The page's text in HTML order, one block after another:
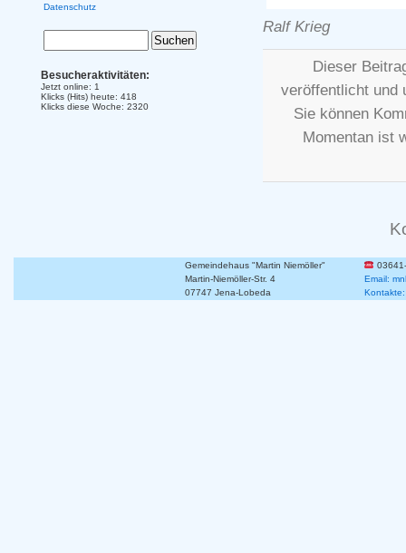
Ralf Krieg
Dieser
veröffentlicht und
Sie können
Momentan ist
Datenschutz
Besucheraktivitäten:
Jetzt online: 1
Klicks (Hits) heute: 418
Klicks diese Woche: 2320
Gemeindehaus "Martin Niemöller"
Martin-Niemöller-Str. 4
Email:
07747 Jena-Lobeda